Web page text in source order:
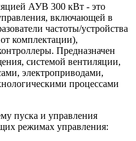
АУВ 300 кВт - это
включающей в
частоты/устройства
комплектации),
Предназначен
системой вентиляции,
электроприводами,
процессами
пуска и управления
режимах управления: